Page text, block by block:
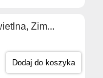
Zim...
Dodaj do koszyka